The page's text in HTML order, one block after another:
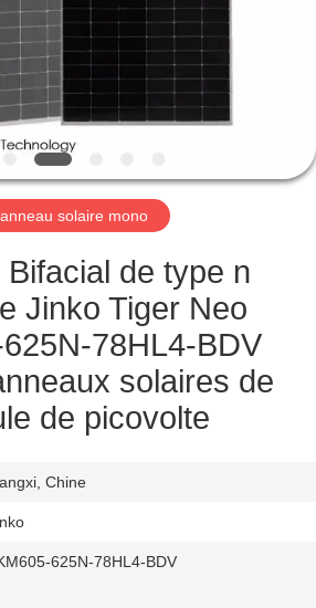
solaire mono
Bifacial de type n
Jinko Tiger Neo
78HL4-BDV
solaires de
de picovolte
Chine
625N-78HL4-BDV